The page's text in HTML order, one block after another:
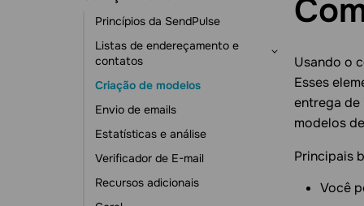
Princípios da SendPulse
Listas de endereçamento e
contatos
Gerenciamento de contatos
Gerenciamento de dados dos
Criação de modelos
Envio de emails
Estatísticas e análise
Verificador de E-mail
Recursos adicionais
Usando o
Esses
entrega de
modelos
Principais
Você